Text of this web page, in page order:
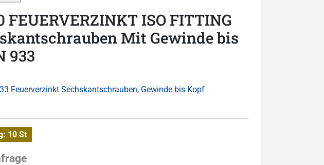
FEUERVERZINKT ISO FITTING
Mit Gewinde bis
933
Feuerverzinkt Sechskantschrauben, Gewinde bis Kopf
10 St